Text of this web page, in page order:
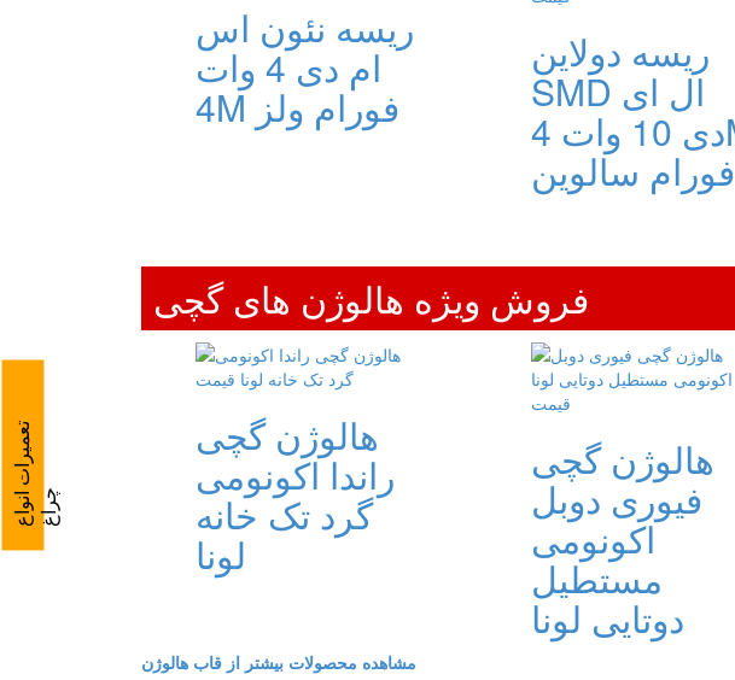
ریسه نئون اس
ام دی 4 وات
4M فورام ولز
ریسه دولاین
SMD ال ای
دی 10 وات 4M
فورام سالوین
فروش ویژه هالوژن های گچی
هالوژن گچی
راندا اکونومی
گرد تک خانه
لونا
هالوژن گچی
فیوری دوبل
اکونومی
مستطیل
دوتایی لونا
مشاهده محصولات بیشتر از قاب هالوژن
ت
ع
م
ی
ر
ا
ت
ا
ن
و
ا
عچر
اغ